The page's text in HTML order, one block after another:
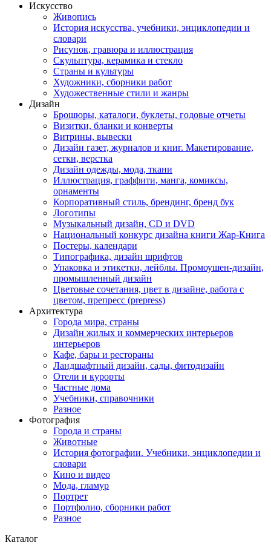
Искусство
Живопись
История искусства, учебники, энциклопедии и
словари
Рисунок, гравюра и иллюстрация
Скульптура, керамика и стекло
Страны и культуры
Художники, сборники работ
Художественные стили и жанры
Дизайн
Брошюры, каталоги, буклеты, годовые отчеты
Визитки, бланки и конверты
Витрины, вывески
Дизайн газет, журналов и книг. Макетирование,
сетки, верстка
Дизайн одежды, мода, ткани
Иллюстрация, граффити, манга, комиксы,
орнаменты
Корпоративный стиль, брендинг, бренд бук
Логотипы
Музыкальный дизайн, СD и DVD
Национальный конкурс дизайна книги Жар-Книга
Постеры, календари
Типографика, дизайн шрифтов
Упаковка и этикетки, лейблы. Промоушен-дизайн,
промышленный дизайн
Цветовые сочетания, цвет в дизайне, работа с
цветом, препресс (prepress)
Архитектура
Города мира, страны
Дизайн жилых и коммерческих интерьеров
интерьеров
Кафе, бары и рестораны
Ландшафтный дизайн, сады, фитодизайн
Отели и курорты
Частные дома
Учебники, справочники
Разное
Фотография
Города и страны
Животные
История фотографии. Учебники, энциклопедии и
словари
Кино и видео
Мода, гламур
Портрет
Портфолио, сборники работ
Разное
Каталог